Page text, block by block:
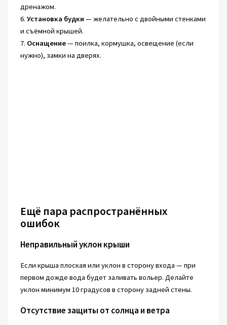
дренажом.
6. Установка будки — желательно с двойными стенками
и съёмной крышей.
7. Оснащение— поилка, кормушка, освещение (если
нужно), замки на дверях.
Ещё пара распространённых
ошибок
Неправильный уклон крыши
Если крыша плоская или уклон в сторону входа — при
первом дожде вода будет заливать вольер. Делайте
уклон минимум 10 градусов в сторону задней стены.
Отсутствие защиты от солнца и ветра